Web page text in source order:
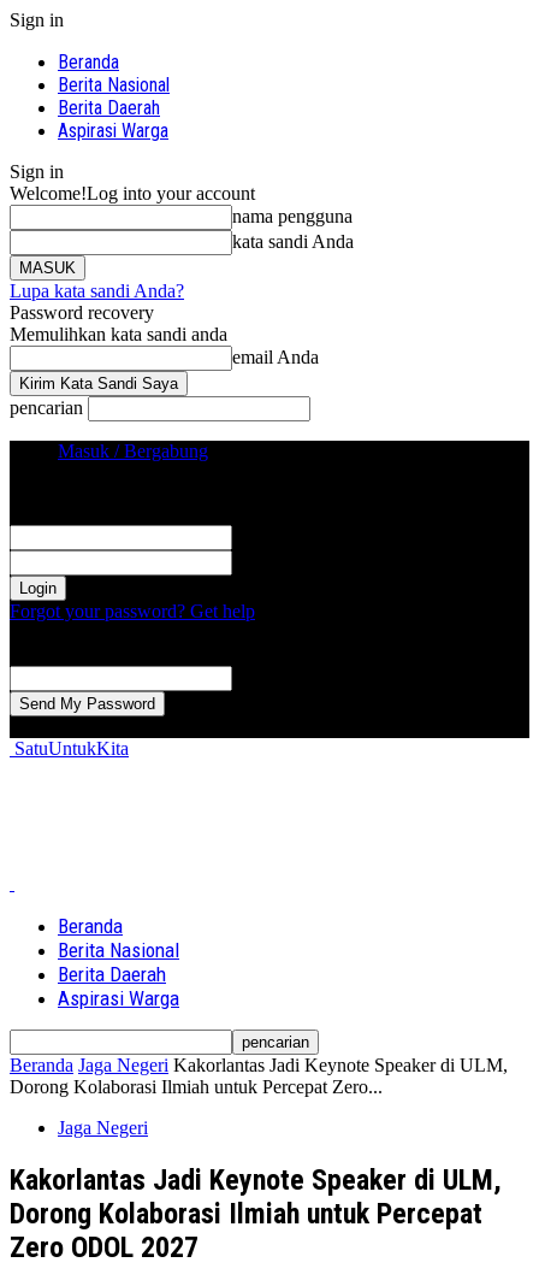
Sign in
Beranda
Berita Nasional
Berita Daerah
Aspirasi Warga
Sign in
Welcome!Log into your account
nama pengguna
kata sandi Anda
Lupa kata sandi Anda?
Password recovery
Memulihkan kata sandi anda
email Anda
pencarian
Masuk / Bergabung
Forgot your password? Get help
SatuUntukKita
Beranda
Berita Nasional
Berita Daerah
Aspirasi Warga
Beranda Jaga Negeri Kakorlantas Jadi Keynote Speaker di ULM,
Dorong Kolaborasi Ilmiah untuk Percepat Zero...
Jaga Negeri
Kakorlantas Jadi Keynote Speaker di ULM,
Dorong Kolaborasi Ilmiah untuk Percepat
Zero ODOL 2027